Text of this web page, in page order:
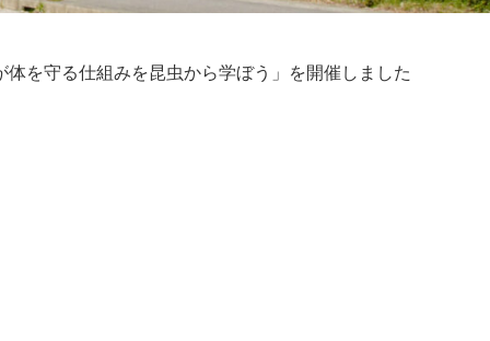
を守る仕組みを昆虫から学ぼう」を開催しました